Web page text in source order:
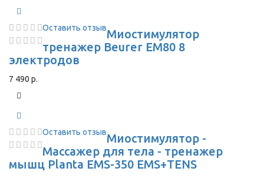
Оставить отзывМиостимулятор
тренажер Beurer EM80 8
электродов
7 490 р.
Оставить отзывМиостимулятор -
Массажер для тела - тренажер
мышц Planta EMS-350 EMS+TENS